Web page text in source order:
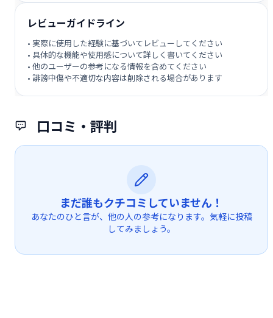
口コミ・評判
まだ誰もクチコミしていません！
あなたのひと言が、他の人の参考になります。気軽に投稿
してみましょう。
レビューガイドライン
• 実際に使用した経験に基づいてレビューしてください
• 具体的な機能や使用感について詳しく書いてください
• 他のユーザーの参考になる情報を含めてください
• 誹謗中傷や不適切な内容は削除される場合があります